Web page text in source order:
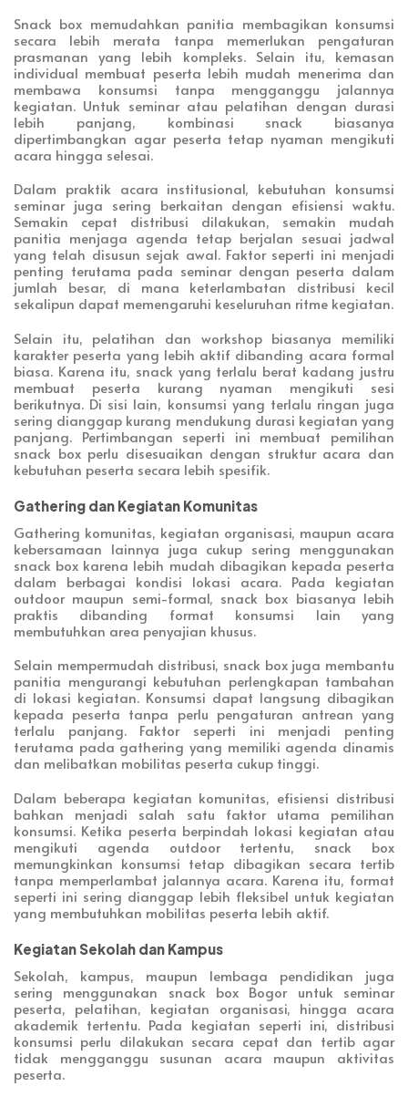
Snack box memudahkan panitia membagikan konsumsi
secara lebih merata tanpa memerlukan pengaturan
prasmanan yang lebih kompleks. Selain itu, kemasan
individual membuat peserta lebih mudah menerima dan
membawa konsumsi tanpa mengganggu jalannya
kegiatan. Untuk seminar atau pelatihan dengan durasi
lebih panjang, kombinasi snack biasanya
dipertimbangkan agar peserta tetap nyaman mengikuti
acara hingga selesai.
Dalam praktik acara institusional, kebutuhan konsumsi
seminar juga sering berkaitan dengan efisiensi waktu.
Semakin cepat distribusi dilakukan, semakin mudah
panitia menjaga agenda tetap berjalan sesuai jadwal
yang telah disusun sejak awal. Faktor seperti ini menjadi
penting terutama pada seminar dengan peserta dalam
jumlah besar, di mana keterlambatan distribusi kecil
sekalipun dapat memengaruhi keseluruhan ritme kegiatan.
Selain itu, pelatihan dan workshop biasanya memiliki
karakter peserta yang lebih aktif dibanding acara formal
biasa. Karena itu, snack yang terlalu berat kadang justru
membuat peserta kurang nyaman mengikuti sesi
berikutnya. Di sisi lain, konsumsi yang terlalu ringan juga
sering dianggap kurang mendukung durasi kegiatan yang
panjang. Pertimbangan seperti ini membuat pemilihan
snack box perlu disesuaikan dengan struktur acara dan
kebutuhan peserta secara lebih spesifik.
Gathering dan Kegiatan Komunitas
Gathering komunitas, kegiatan organisasi, maupun acara
kebersamaan lainnya juga cukup sering menggunakan
snack box karena lebih mudah dibagikan kepada peserta
dalam berbagai kondisi lokasi acara. Pada kegiatan
outdoor maupun semi-formal, snack box biasanya lebih
praktis dibanding format konsumsi lain yang
membutuhkan area penyajian khusus.
Selain mempermudah distribusi, snack box juga membantu
panitia mengurangi kebutuhan perlengkapan tambahan
di lokasi kegiatan. Konsumsi dapat langsung dibagikan
kepada peserta tanpa perlu pengaturan antrean yang
terlalu panjang. Faktor seperti ini menjadi penting
terutama pada gathering yang memiliki agenda dinamis
dan melibatkan mobilitas peserta cukup tinggi.
Dalam beberapa kegiatan komunitas, efisiensi distribusi
bahkan menjadi salah satu faktor utama pemilihan
konsumsi. Ketika peserta berpindah lokasi kegiatan atau
mengikuti agenda outdoor tertentu, snack box
memungkinkan konsumsi tetap dibagikan secara tertib
tanpa memperlambat jalannya acara. Karena itu, format
seperti ini sering dianggap lebih fleksibel untuk kegiatan
yang membutuhkan mobilitas peserta lebih aktif.
Kegiatan Sekolah dan Kampus
Sekolah, kampus, maupun lembaga pendidikan juga
sering menggunakan snack box Bogor untuk seminar
peserta, pelatihan, kegiatan organisasi, hingga acara
akademik tertentu. Pada kegiatan seperti ini, distribusi
konsumsi perlu dilakukan secara cepat dan tertib agar
tidak mengganggu susunan acara maupun aktivitas
peserta.